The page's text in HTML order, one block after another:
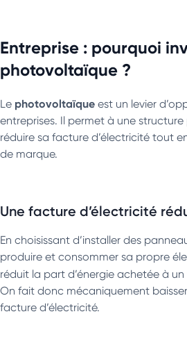
Entreprise : pourquoi
photovoltaïque ?
Le photovoltaïque est un levier
entreprises. Il permet à une
réduire sa facture d’électricité tout
de marque.
Une facture d’électricité
En choisissant d’installer des
produire et consommer sa propre
réduit la part d’énergie achetée à un
On fait donc mécaniquement
facture d’électricité.